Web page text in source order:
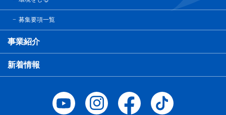
募集要項一覧
事業紹介
新着情報